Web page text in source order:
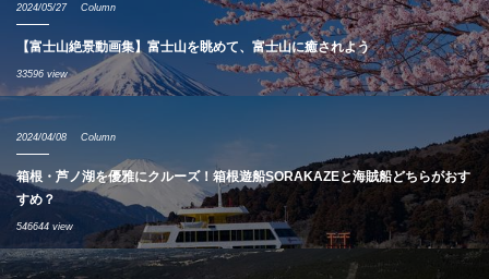
2024/05/27 Column
【富士山絶景動画集】富士山を眺めて、富士山に癒されよう
33596 view
2024/04/08 Column
箱根・芦ノ湖を優雅にクルーズ！箱根遊船SORAKAZEと海賊船どちらがおす
すめ？
546644 view